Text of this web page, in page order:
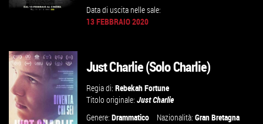
GUARDA IL TRAILER
VAI ALLA SCHEDA
Data di uscita nelle sale:
13 FEBBRAIO 2020
Just Charlie (Solo Charlie)
Regia di:Rebekah Fortune
Titolo originale:Just Charlie
Genere:Drammatico Nazionalità:Gran Bretagna